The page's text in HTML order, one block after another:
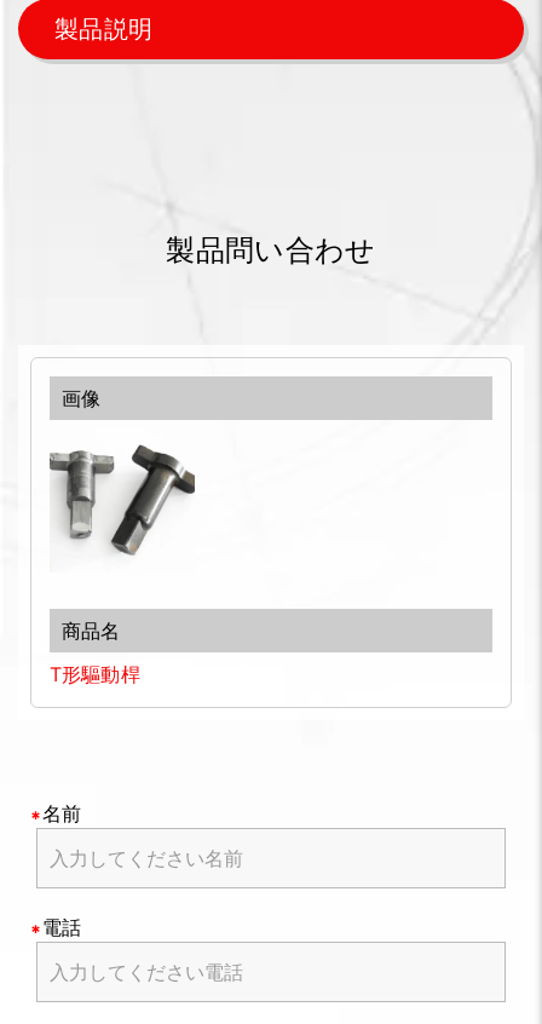
製品説明
製品問い合わせ
T形驅動桿
名前
電話